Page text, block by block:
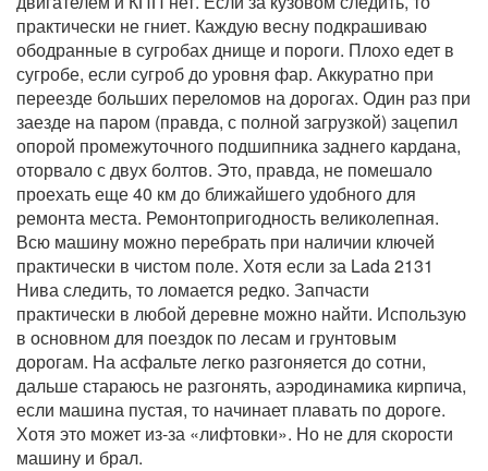
практически не гниет. Каждую весну подкрашиваю
ободранные в сугробах днище и пороги. Плохо едет в
сугробе, если сугроб до уровня фар. Аккуратно при
переезде больших переломов на дорогах. Один раз при
заезде на паром (правда, с полной загрузкой) зацепил
опорой промежуточного подшипника заднего кардана,
оторвало с двух болтов. Это, правда, не помешало
проехать еще 40 км до ближайшего удобного для
ремонта места. Ремонтопригодность великолепная.
Всю машину можно перебрать при наличии ключей
практически в чистом поле. Хотя если за Lada 2131
Нива следить, то ломается редко. Запчасти
практически в любой деревне можно найти. Использую
в основном для поездок по лесам и грунтовым
дорогам. На асфальте легко разгоняется до сотни,
дальше стараюсь не разгонять, аэродинамика кирпича,
если машина пустая, то начинает плавать по дороге.
Хотя это может из-за «лифтовки». Но не для скорости
машину и брал.